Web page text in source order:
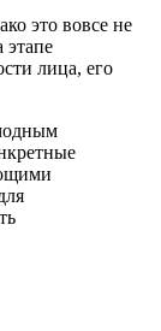
это вовсе не
этапе
лица, его